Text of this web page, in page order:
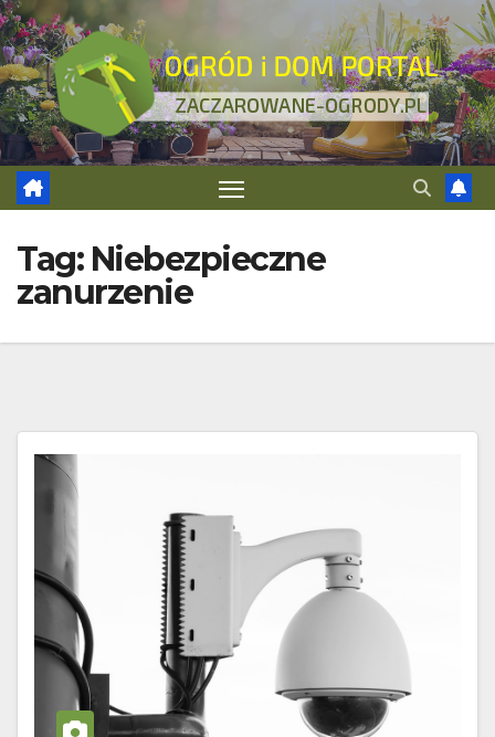
Skip
to
content
Tag: Niebezpieczne
zanurzenie